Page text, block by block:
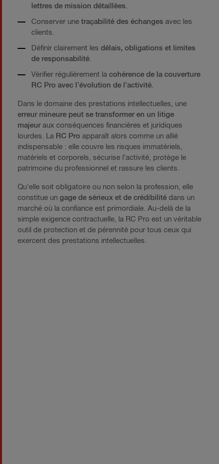
lettres de mission détaillées
Conserver une traçabilité des échanges avec les
clients.
Définir clairement les délais, obligations et limites
de responsabilité
Vérifier régulièrement la cohérence de la couverture
RC Pro avec l’évolution de l’activité
Dans le domaine des prestations intellectuelles, une
erreur mineure peut se transformer en un litige
majeuraux conséquences financières et juridiques
lourdes. La RC Pro apparaît alors comme un allié
indispensable : elle couvre les risques immatériels,
matériels et corporels, sécurise l’activité, protège le
patrimoine du professionnel et rassure les clients.
Qu’elle soit obligatoire ou non selon la profession, elle
constitue un gage de sérieux et de crédibilité dans un
marché où la confiance est primordiale. Au-delà de la
simple exigence contractuelle, la RC Pro est un véritable
outil de protection et de pérennité pour tous ceux qui
exercent des prestations intellectuelles.